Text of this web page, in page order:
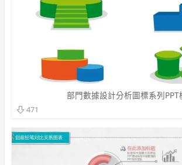
部門數據設計分析圖標系列PPT
471